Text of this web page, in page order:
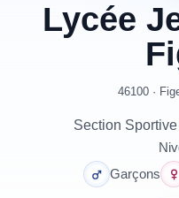
Lycée
46100 ·
Section
Garçons